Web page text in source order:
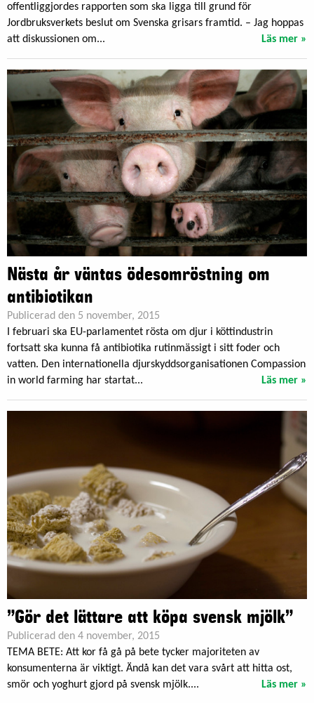
offentliggjordes rapporten som ska ligga till grund för
Jordbruksverkets beslut om Svenska grisars framtid. – Jag hoppas
att diskussionen om...
Läs mer »
Nästa år väntas ödesomröstning om
antibiotikan
Publicerad den 5 november, 2015
I februari ska EU-parlamentet rösta om djur i köttindustrin
fortsatt ska kunna få antibiotika rutinmässigt i sitt foder och
vatten. Den internationella djurskyddsorganisationen Compassion
in world farming har startat...
Läs mer »
”Gör det lättare att köpa svensk mjölk”
Publicerad den 4 november, 2015
TEMA BETE: Att kor få gå på bete tycker majoriteten av
konsumenterna är viktigt. Ändå kan det vara svårt att hitta ost,
smör och yoghurt gjord på svensk mjölk....
Läs mer »